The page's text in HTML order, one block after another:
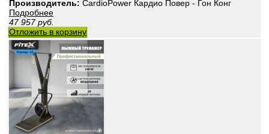
Производитель: CardioPower Кардио Повер - Гон Конг
Подробнее
47 957 руб.
Отложить в корзину